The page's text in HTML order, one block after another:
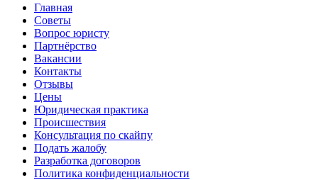
Главная
Советы
Вопрос юристу
Партнёрство
Вакансии
Контакты
Отзывы
Цены
Юридическая практика
Происшествия
Консультация по скайпу
Подать жалобу
Разработка договоров
Политика конфиденциальности